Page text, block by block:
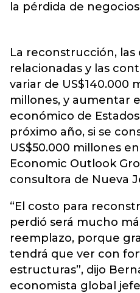
la pérdida de
La reconstrucción, las
relacionadas y las
variar de US$140.000
millones, y aumentar
económico de Estados
próximo año, si se
US$50.000 millones
Economic Outlook
consultora de Nueva
“El costo para
perdió será mucho
reemplazo, porque
tendrá que ver con
estructuras”, dijo
economista global